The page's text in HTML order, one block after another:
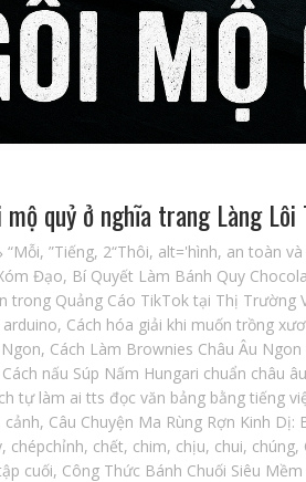
mộ quỷ ở nghĩa trang Làng
“Mỗi, ”Tiếng, 2“Thôi, alt='hình, an toàn
Đạo, Bí Quyết Làm Bánh Quy
trong Quảng Cáo TikTok tại Thị Trường
, Cách hóa giải khi muốn trồng
, Cách Làm Brownies Châu Âu Ngon
Cách nấu Súp Nấm Hungari chuẩn châu
tự làm ai tts đọc văn bảng bằng tiếng
cảnh, Câu Chuyện Ma Rùng Rợn Kinh
, chépchỉnh, chết, chim, chịu, chui, chúng,
cuối, Công Thức Bánh Chuối Siêu